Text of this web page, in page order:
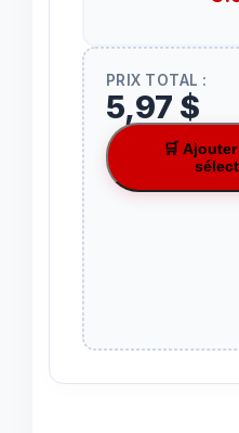
PRIX TOTAL :
5,97 $
🛒